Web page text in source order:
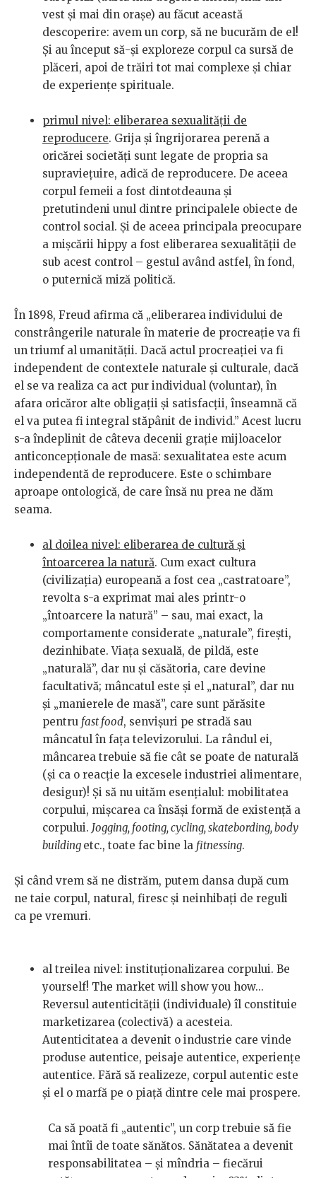
vest și mai din orașe) au făcut această
descoperire: avem un corp, să ne bucurăm de el!
Și au început să-și exploreze corpul ca sursă de
plăceri, apoi de trăiri tot mai complexe și chiar
de experiențe spirituale.
primul nivel: eliberarea sexualității de
reproducere. Grija și îngrijorarea perenă a
oricărei societăți sunt legate de propria sa
supraviețuire, adică de reproducere. De aceea
corpul femeii a fost dintotdeauna și
pretutindeni unul dintre principalele obiecte de
control social. Și de aceea principala preocupare
a mișcării hippy a fost eliberarea sexualității de
sub acest control – gestul având astfel, în fond,
o puternică miză politică.
În 1898, Freud afirma că „eliberarea individului de
constrângerile naturale în materie de procreaţie va fi
un triumf al umanităţii. Dacă actul procreaţiei va fi
independent de contextele naturale şi culturale, dacă
el se va realiza ca act pur individual (voluntar), în
afara oricăror alte obligaţii şi satisfacţii, înseamnă că
el va putea fi integral stăpânit de individ.” Acest lucru
s-a îndeplinit de câteva decenii grație mijloacelor
anticoncepționale de masă: sexualitatea este acum
independentă de reproducere. Este o schimbare
aproape ontologică, de care însă nu prea ne dăm
seama.
al doilea nivel: eliberarea de cultură și
întoarcerea la natură. Cum exact cultura
(civilizația) europeană a fost cea „castratoare”,
revolta s-a exprimat mai ales printr-o
„întoarcere la natură” – sau, mai exact, la
comportamente considerate „naturale”, firești,
dezinhibate. Viața sexuală, de pildă, este
„naturală”, dar nu și căsătoria, care devine
facultativă; mâncatul este și el „natural”, dar nu
și „manierele de masă”, care sunt părăsite
pentru fast food, senvișuri pe stradă sau
mâncatul în fața televizorului. La rândul ei,
mâncarea trebuie să fie cât se poate de naturală
(și ca o reacție la excesele industriei alimentare,
desigur)! Și să nu uităm esențialul: mobilitatea
corpului, mișcarea ca însăși formă de existență a
corpului. Jogging, footing, cycling, skatebording, body
building etc., toate fac bine la fitnessing.
Și când vrem să ne distrăm, putem dansa după cum
ne taie corpul, natural, firesc și neinhibați de reguli
ca pe vremuri.
al treilea nivel: instituționalizarea corpului. Be
yourself! The market will show you how...
Reversul autenticității (individuale) îl constituie
marketizarea (colectivă) a acesteia.
Autenticitatea a devenit o industrie care vinde
produse autentice, peisaje autentice, experiențe
autentice. Fără să realizeze, corpul autentic este
și el o marfă pe o piață dintre cele mai prospere.
Ca să poată fi „autentic”, un corp trebuie să fie
mai întîi de toate sănătos. Sănătatea a devenit
responsabilitatea – și mîndria – fiecărui